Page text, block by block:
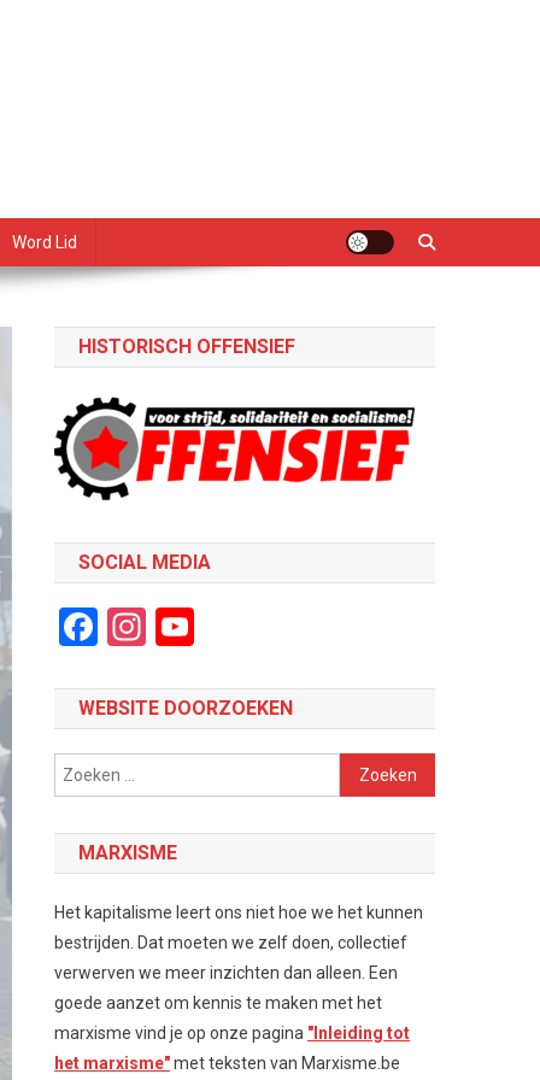
Word Lid
HISTORISCH OFFENSIEF
SOCIAL MEDIA
Facebook
Instagram
WEBSITE DOORZOEKEN
Zoeken
naar:
MARXISME
Het kapitalisme leert ons niet hoe we het kunnen
bestrijden. Dat moeten we zelf doen, collectief
verwerven we meer inzichten dan alleen. Een
goede aanzet om kennis te maken met het
marxisme vind je op onze pagina "Inleiding tot
het marxisme"met teksten van Marxisme.be